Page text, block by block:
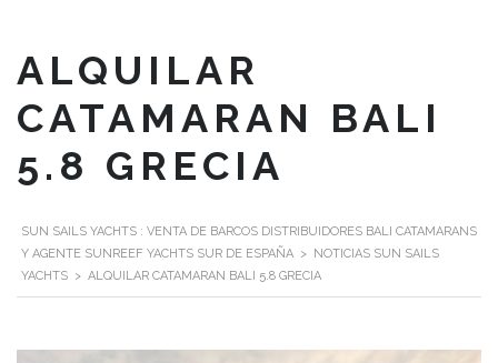
ALQUILAR
CATAMARAN BALI
5.8 GRECIA
SUN SAILS YACHTS : VENTA DE BARCOS DISTRIBUIDORES BALI CATAMARANS
Y AGENTE SUNREEF YACHTS SUR DE ESPAÑA >
NOTICIAS SUN SAILS
YACHTS > ALQUILAR CATAMARAN BALI 5.8 GRECIA